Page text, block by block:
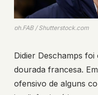
ph.FAB / Shutterstock.com
Didier Deschamps
dourada francesa.
ofensivo de alguns